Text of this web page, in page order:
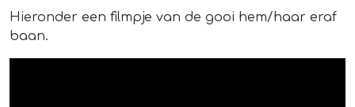
Hieronder een filmpje van de gooi hem/haar eraf
baan.